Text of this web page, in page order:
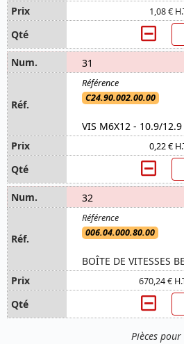
Pièces pour
1,08 €
31
C24.90.002.00.00
VIS M6X12 - 10.9/12.9
0,22 €
32
006.04.000.80.00
BOÎTE DE VITESSES
670,24 €